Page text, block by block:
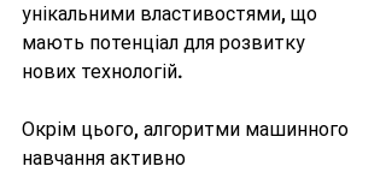
унікальними властивостями, що
мають потенціал для розвитку
нових технологій.
Окрім цього, алгоритми машинного
навчання активно